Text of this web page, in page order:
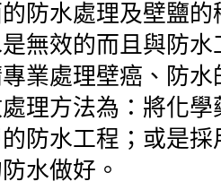
防水處理及壁鹽
無效的而且與防
業處理壁癌、防
理方法為：將化
防水工程；或是
水做好。